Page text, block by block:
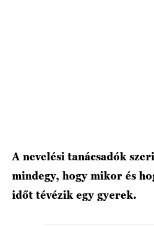
A nevelési tanácsadók
mindegy, hogy mikor és
időt tévézik egy gyerek.